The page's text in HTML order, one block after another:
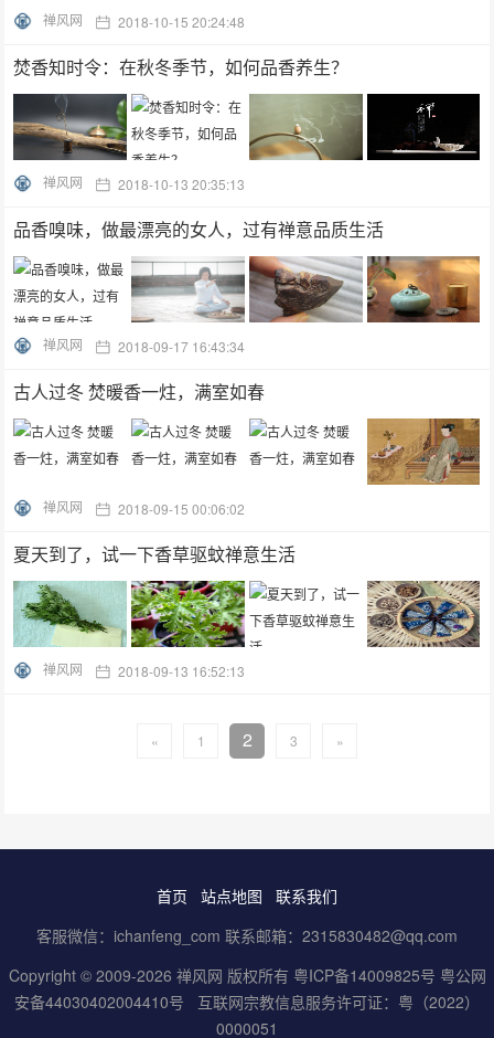
禅风网 2018-10-15 20:24:48
焚香知时令：在秋冬季节，如何品香养生？
禅风网 2018-10-13 20:35:13
品香嗅味，做最漂亮的女人，过有禅意品质生活
禅风网 2018-09-17 16:43:34
古人过冬 焚暖香一炷，满室如春
禅风网 2018-09-15 00:06:02
夏天到了，试一下香草驱蚊禅意生活
禅风网 2018-09-13 16:52:13
« 1 2 3 »
首页 站点地图
联系我们
客服微信：ichanfeng_com 联系邮箱：2315830482@qq.com
Copyright © 2009-2026 禅风网 版权所有 粤ICP备14009825号 粤公网
安备44030402004410号
互联网宗教信息服务许可证：粤（2022）
0000051